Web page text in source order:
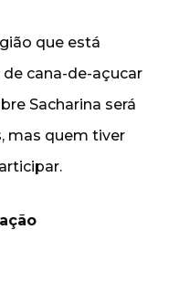
que está
cana-de-açucar
Sacharina será
mas quem tiver